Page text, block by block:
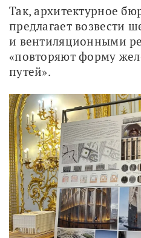
Так, архитектурное
предлагает возвести
и вентиляционными
«повторяют форму
путей».